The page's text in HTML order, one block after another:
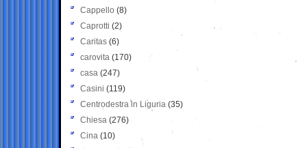
Cappello (8)
Caprotti (2)
Caritas (6)
carovita (170)
casa (247)
Casini (119)
Centrodestra in Liguria (35)
Chiesa (276)
Cina (10)